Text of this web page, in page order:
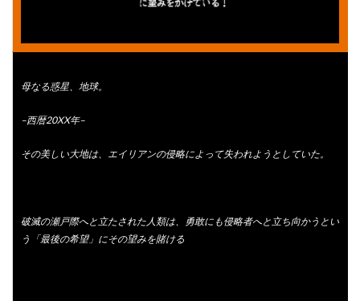
母なる惑星、地球。
–西暦20XX年–
その美しい大地は、エイリアンの侵略によって失われようとしていた。
破滅の瀬戸際へと立たされた人類は、勇敢にも侵略者へと立ち向かうとい
う「最後の希望」にその望みを賭ける